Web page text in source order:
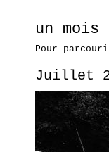
un mois
Pour
Juillet